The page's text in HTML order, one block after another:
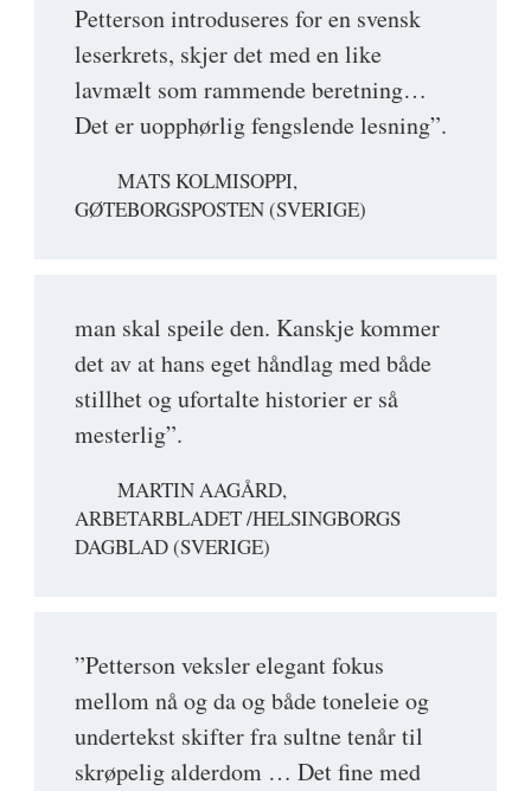
Petterson introduseres for en svensk
leserkrets, skjer det med en like
lavmælt som rammende beretning…
Det er uopphørlig fengslende lesning”.
MATS KOLMISOPPI,
GØTEBORGSPOSTEN (SVERIGE)
man skal speile den. Kanskje kommer
det av at hans eget håndlag med både
stillhet og ufortalte historier er så
mesterlig”.
MARTIN AAGÅRD,
ARBETARBLADET /HELSINGBORGS
DAGBLAD (SVERIGE)
”Petterson veksler elegant fokus
mellom nå og da og både toneleie og
undertekst skifter fra sultne tenår til
skrøpelig alderdom … Det fine med